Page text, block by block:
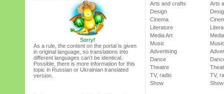
Sorry!
As a rule, the content on the portal is given
in original language, so translations into
different languages can’t be identical.
Possible, there is more information for this
topic in Russian or Ukrainian translated
version.
Arts and crafts
Design
Cinema
Literature
Media Art
Music
Advertising
Dance
Theatre
TV, radio
Show
Arts
Music
TV,
Show